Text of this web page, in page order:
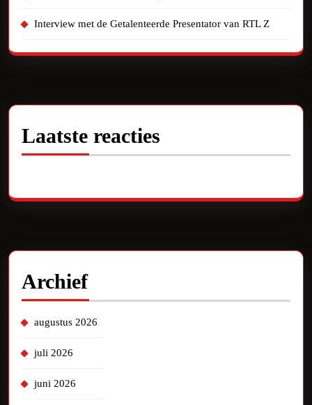
Interview met de Getalenteerde Presentator van RTL Z
Laatste reacties
Archief
augustus 2026
juli 2026
juni 2026